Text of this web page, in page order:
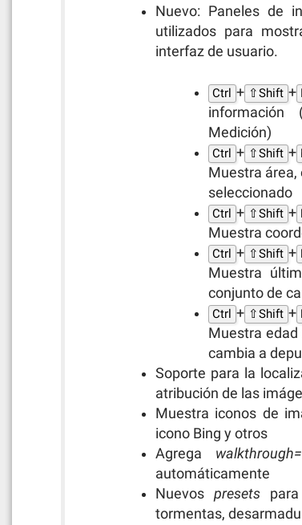
Nuevo: Paneles de
utilizados para
interfaz de usuario.
Ctrl + ⇧Shift + I
información
Medición)
Ctrl + ⇧Shift +
Muestra
seleccionado
Ctrl + ⇧Shift +
Muestra
Ctrl + ⇧Shift +
Muestra
conjunto de
Ctrl + ⇧Shift +
Muestra
cambia a
Soporte para la
atribución de las
Muestra iconos de
icono Bing y otros
Agrega
automáticamente
Nuevos presetspara
tormentas,